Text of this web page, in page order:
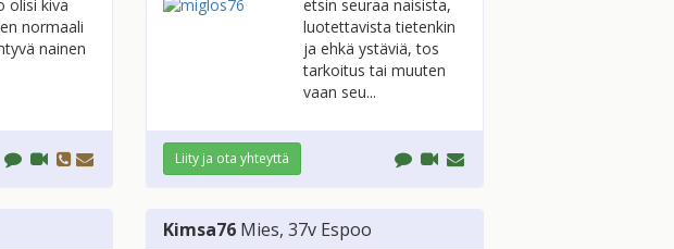
olisi kiva
normaali
nainen
etsin seuraa naisista,
luotettavista tietenkin
ja ehkä ystäviä, tos
tarkoitus tai muuten
vaan seu...
Liity ja ota yhteyttä
Kimsa76 Mies, 37v Espoo